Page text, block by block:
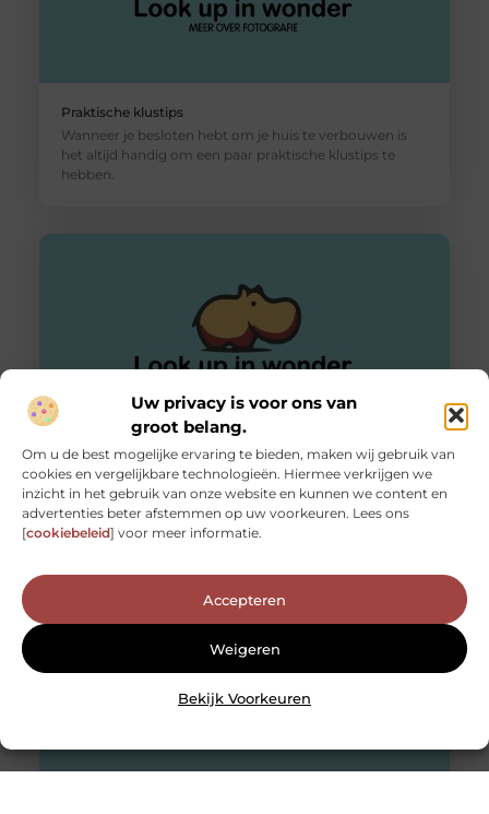
Uw privacy is voor ons van
groot belang.
Om u de best mogelijke ervaring te bieden, maken wij gebruik van
cookies en vergelijkbare technologieën. Hiermee verkrijgen we
inzicht in het gebruik van onze website en kunnen we content en
advertenties beter afstemmen op uw voorkeuren. Lees ons
[cookiebeleid] voor meer informatie.
Accepteren
Weigeren
Bekijk Voorkeuren
Praktische klustips
Wanneer je besloten hebt om je huis te verbouwen is
het altijd handig om een paar praktische klustips te
hebben.
Tentamentraining voor juridische studies
Persoonlijke en doelgerichte ondersteuning bij het
studeren is in sommige gevallen zeer gewenst. Een
studie aan het hoger onderwijs vereist